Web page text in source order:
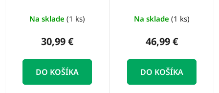
Na sklade (1 ks)
30,99 €
DO KOŠÍKA
Na sklade (1 ks)
46,99 €
DO KOŠÍKA